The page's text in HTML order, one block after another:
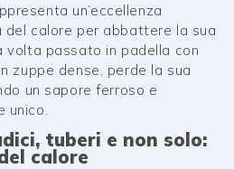
un’eccellenza
del calore per abbattere la sua
volta passato in padella con
zuppe dense, perde la sua
un sapore ferroso e
unico.
tuberi e non solo:
calore